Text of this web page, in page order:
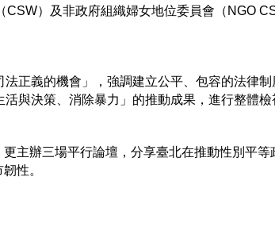
）及非政府組織婦女地位委員會（NGO
正義的機會」，強調建立公平、包容的法律
與決策、消除暴力」的推動成果，進行整體檢
主辦三場平行論壇，分享臺北在推動性別平
性。